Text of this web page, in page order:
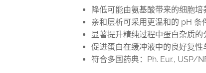
降低可能由氨基酸带来的细胞
亲和层析可采用更温和的 pH 条
显著提升精纯过程中蛋白杂质的
促进蛋白在缓冲液中的良好复性
符合多国药典：Ph. Eur., USP/